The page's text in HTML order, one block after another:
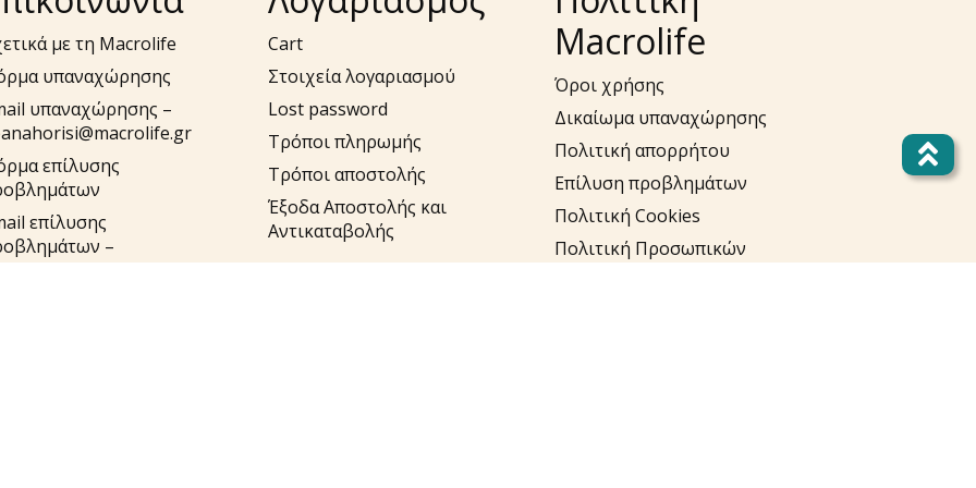
με τη Macrolife
υπαναχώρησης
υπαναχώρησης –
επίλυσης
επίλυσης
–
Cart
Στοιχεία λογαριασμού
Lost password
Τρόποι πληρωμής
Τρόποι αποστολής
Έξοδα Αποστολής και
Αντικαταβολής
Macrolife
Όροι χρήσης
Δικαίωμα υπαναχώρησης
Πολιτική απορρήτου
Επίλυση προβλημάτων
Πολιτική Cookies
Πολιτική Προσωπικών